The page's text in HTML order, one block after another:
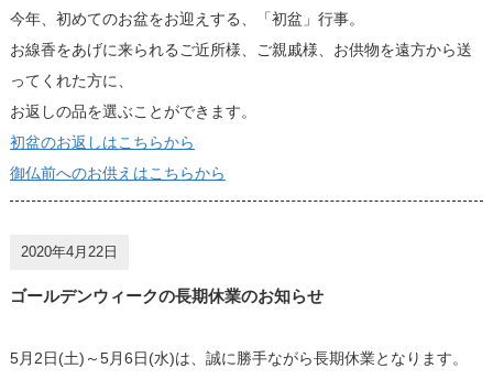
今年、初めてのお盆をお迎えする、「初盆」行事。
お線香をあげに来られるご近所様、ご親戚様、お供物を遠方から送
ってくれた方に、
お返しの品を選ぶことができます。
初盆のお返しはこちらから
御仏前へのお供えはこちらから
2020年4月22日
ゴールデンウィークの長期休業のお知らせ
5月2日(土)～5月6日(水)は、誠に勝手ながら長期休業となります。